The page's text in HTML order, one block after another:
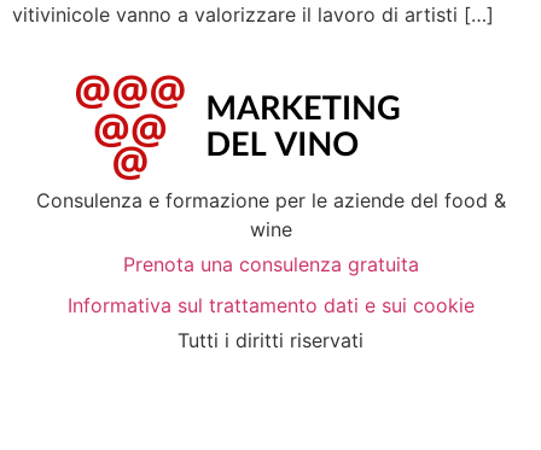
vitivinicole vanno a valorizzare il lavoro di artisti […]
Consulenza e formazione per le aziende del food &
wine
Prenota una consulenza gratuita
Informativa sul trattamento dati e sui cookie
Tutti i diritti riservati